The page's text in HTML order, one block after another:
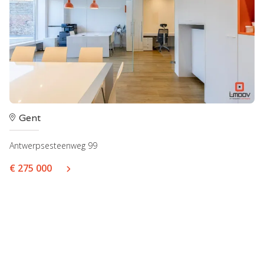
Gent
Antwerpsesteenweg 99
€ 275 000